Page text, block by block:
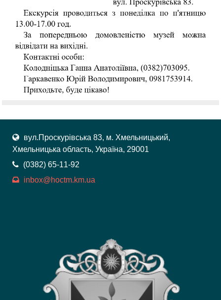
вул.Проскурівська 83, м. Хмельницький,
Хмельницька область, Україна, 29001
(0382) 65-11-92
inbox@hoctm.km.ua